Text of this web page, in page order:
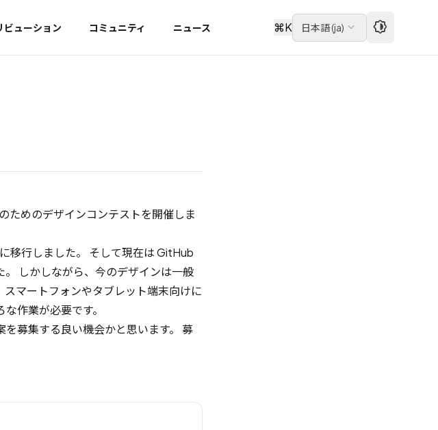
ビューション コミュニティ ニュース ⌘K 日本語(ja)
ためのデザインコンテストを開催しま
移行しました。 そして現在は GitHub
しかしながら、今のデザインは一般
マートフォンやタブレット端末向けに
作業が必要です。
募集する良い機会かと思います。 募